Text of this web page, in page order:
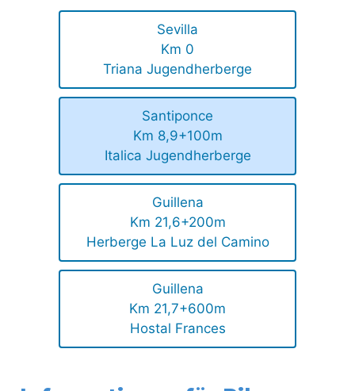
Sevilla
Km 0
Triana Jugendherberge
Santiponce
Km 8,9+100m
Italica Jugendherberge
Guillena
Km 21,6+200m
Herberge La Luz del Camino
Guillena
Km 21,7+600m
Hostal Frances